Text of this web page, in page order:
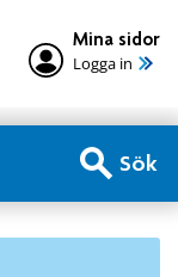
Mina sidor
Logga in
Sök